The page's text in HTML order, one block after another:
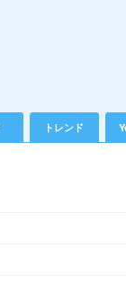
トレンド